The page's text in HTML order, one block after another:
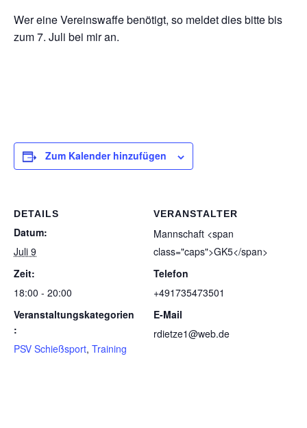
Wer eine Ver­eins­waffe benö­tigt, so mel­det dies bitte bis
zum 7. Juli bei mir an.
Zum Kalender hinzufügen
DETAILS
Datum:
Juli 9
Zeit:
18:00 - 20:00
Veranstaltungskategorien
:
PSV Schießsport, Training
VERANSTALTER
Mann­schaft <span
class="caps">GK5</span>
Telefon
+491735473501
E-Mail
rdietze1@web.de